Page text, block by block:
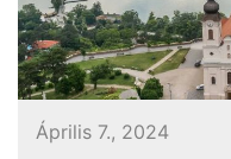
Április 7., 2024